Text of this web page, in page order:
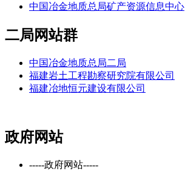
中国冶金地质总局矿产资源信息中心
二局网站群
中国冶金地质总局二局
福建岩土工程勘察研究院有限公司
福建冶地恒元建设有限公司
政府网站
-----政府网站-----